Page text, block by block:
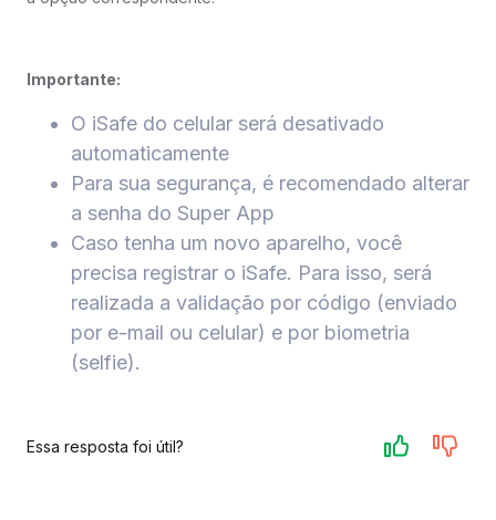
Importante:
O iSafe do celular será desativado
automaticamente
Para sua segurança, é recomendado alterar
a senha do Super App
Caso tenha um novo aparelho, você
precisa registrar o iSafe. Para isso, será
realizada a validação por código (enviado
por e-mail ou celular) e por biometria
(selfie).
Essa resposta foi útil?